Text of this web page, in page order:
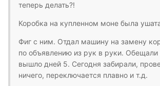
теперь делать?!
Коробка на купленном моне была
Фиг с ним. Отдал машину на замену
по объявлению из рук в руки. Обещали
вышло дней 5. Сегодня забирали,
ничего, переключается плавно и т.д.